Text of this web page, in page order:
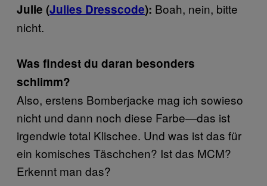
Julie (Julies Dresscode): Boah, nein, bitte
nicht.
Was findest du daran besonders
schlimm?
Also, erstens Bomberjacke mag ich sowieso
nicht und dann noch diese Farbe—das ist
irgendwie total Klischee. Und was ist das für
ein komisches Täschchen? Ist das MCM?
Erkennt man das?